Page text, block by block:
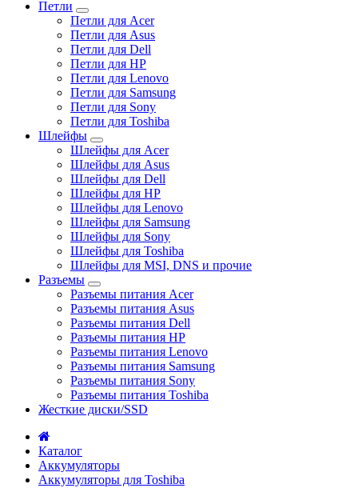
Петли
Петли для Acer
Петли для Asus
Петли для Dell
Петли для HP
Петли для Lenovo
Петли для Samsung
Петли для Sony
Петли для Toshiba
Шлейфы
Шлейфы для Acer
Шлейфы для Asus
Шлейфы для Dell
Шлейфы для HP
Шлейфы для Lenovo
Шлейфы для Samsung
Шлейфы для Sony
Шлейфы для Toshiba
Шлейфы для MSI, DNS и прочие
Разъемы
Разъемы питания Acer
Разъемы питания Asus
Разъемы питания Dell
Разъемы питания HP
Разъемы питания Lenovo
Разъемы питания Samsung
Разъемы питания Sony
Разъемы питания Toshiba
Жесткие диски/SSD
Каталог
Аккумуляторы
Аккумуляторы для Toshiba